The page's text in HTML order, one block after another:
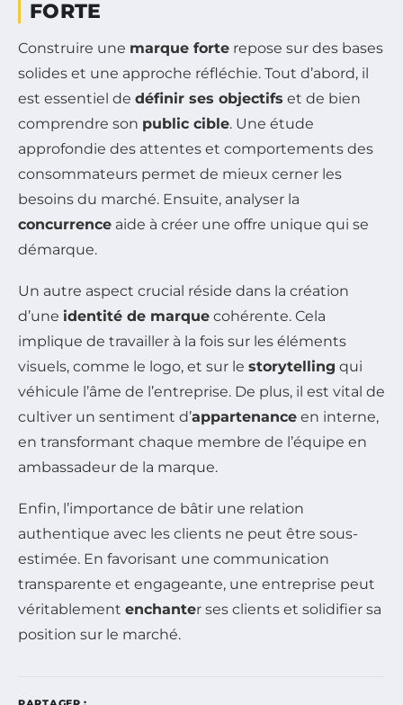
FORTE
Construire une marque forte repose sur des bases
solides et une approche réfléchie. Tout d’abord, il
est essentiel de définir ses objectifs et de bien
comprendre son public cible. Une étude
approfondie des attentes et comportements des
consommateurs permet de mieux cerner les
besoins du marché. Ensuite, analyser la
concurrence aide à créer une offre unique qui se
démarque.
Un autre aspect crucial réside dans la création
d’une identité de marque cohérente. Cela
implique de travailler à la fois sur les éléments
visuels, comme le logo, et sur le storytelling qui
véhicule l’âme de l’entreprise. De plus, il est vital de
cultiver un sentiment d’appartenance en interne,
en transformant chaque membre de l’équipe en
ambassadeur de la marque.
Enfin, l’importance de bâtir une relation
authentique avec les clients ne peut être sous-
estimée. En favorisant une communication
transparente et engageante, une entreprise peut
véritablement enchanter ses clients et solidifier sa
position sur le marché.